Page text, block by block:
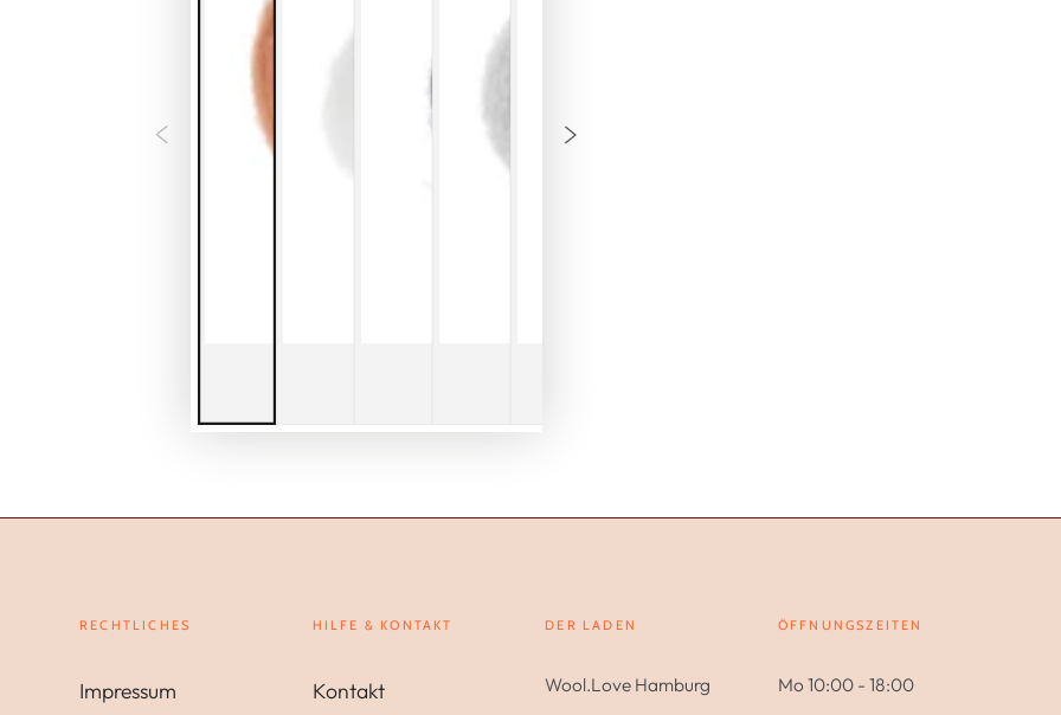
RECHTLICHES
Impressum
HILFE & KONTAKT
Kontakt
DER LADEN
Wool.Love Hamburg
ÖFFNUNGSZEITEN
Mo 10:00 - 18:00